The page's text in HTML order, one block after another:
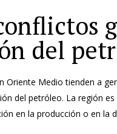
del
Oriente Medio tienden a
del petróleo. La región
en la producción o en la